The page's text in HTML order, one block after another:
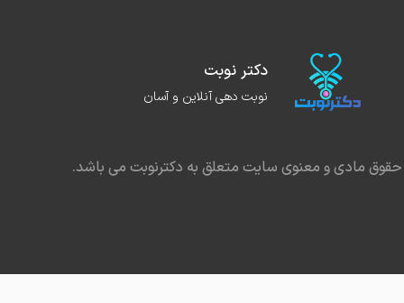
دکتر نوبت
نوبت دهی آنلاین و آسان
مادی و معنوی سایت متعلق به دکترنوبت می باشد.